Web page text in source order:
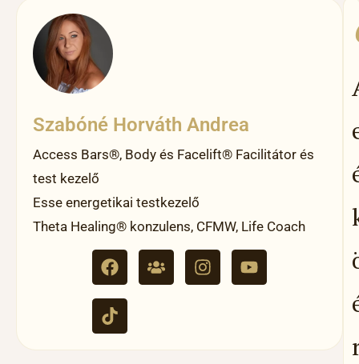
Szabóné Horváth Andrea
Access Bars®, Body és Facelift® Facilitátor és
test kezelő
Esse energetikai testkezelő
Theta Healing® konzulens, CFMW, Life Coach